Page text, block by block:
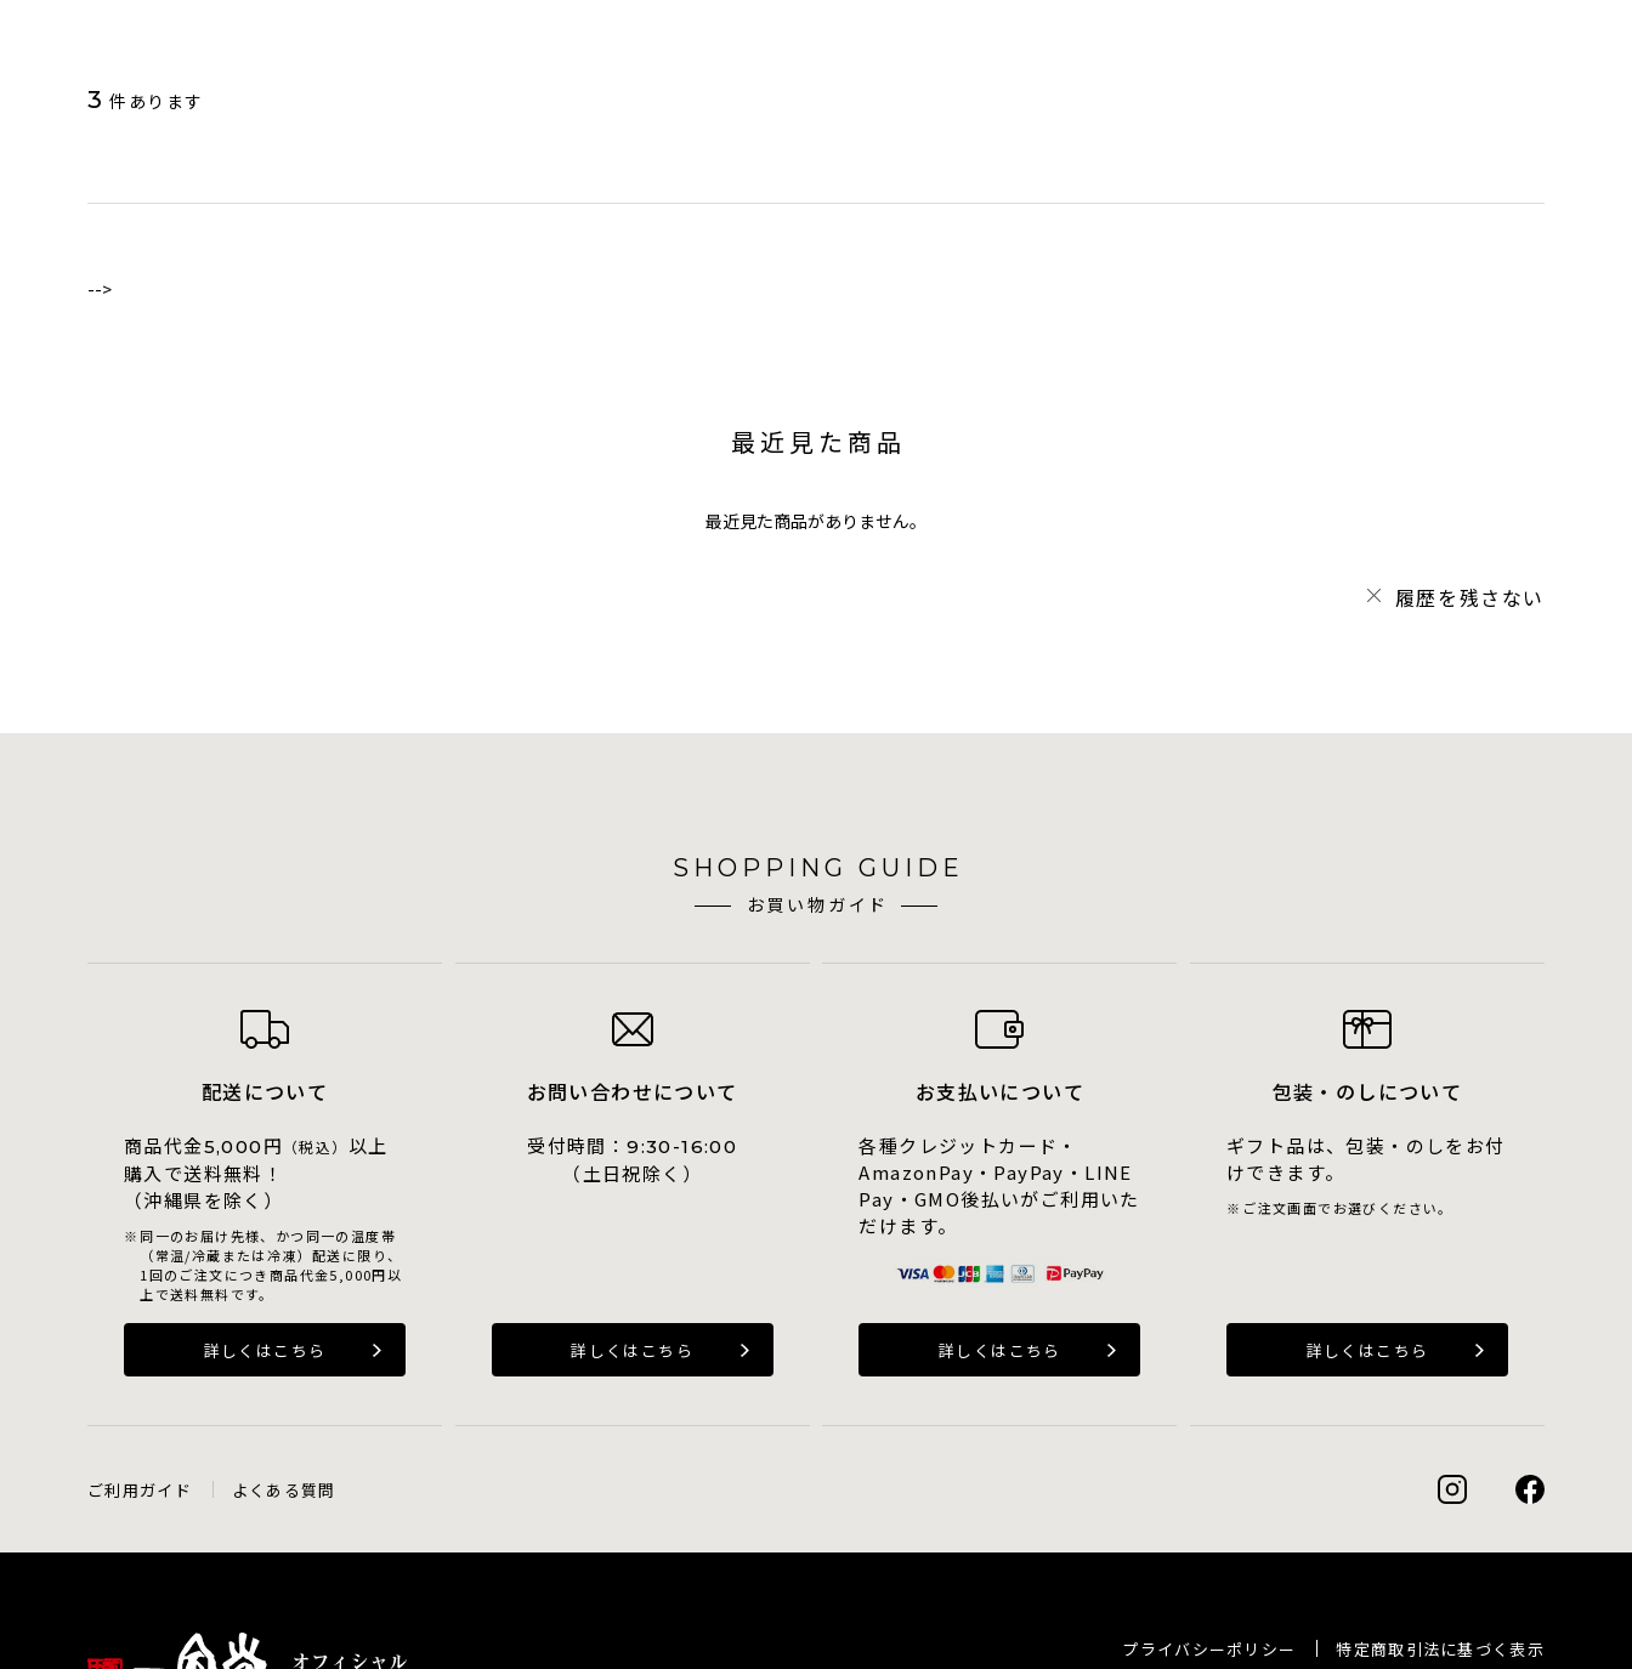
3 件あります
-->
最近見た商品
最近見た商品がありません。
履歴を残さない
SHOPPING GUIDE
お買い物ガイド
配送について
商品代金5,000 円 （税込） 以上
購入で送料無料！
（沖縄県を除く）
同一のお届け先様、かつ同一の温度帯
（常温/冷蔵または冷凍）配送に限り、
1回のご注文につき商品代金5,000円以
上で送料無料です。
詳しくはこちら
お問い合わせについて
受付時間：9:30-16:00
（土日祝除く）
詳しくはこちら
お支払いについて
各種クレジットカード・
AmazonPay・PayPay・LINE
Pay・GMO後払いがご利用いた
だけます。
詳しくはこちら
包装・のしについて
ギフト品は、包装・のしをお付
けできます。
ご注文画面でお選びください。
詳しくはこちら
ご利用ガイド よくある質問
プライバシーポリシー 特定商取引法に基づく表示